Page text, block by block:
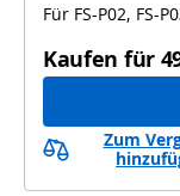
Für FS-P02, FS-
Kaufen für
Zum